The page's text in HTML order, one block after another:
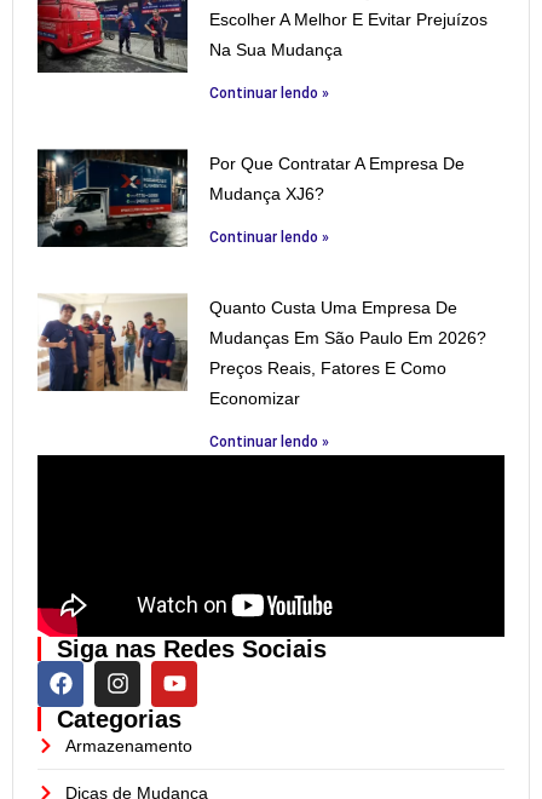
Escolher A Melhor E Evitar Prejuízos
Na Sua Mudança
Continuar lendo »
Por Que Contratar A Empresa De
Mudança XJ6?
Continuar lendo »
Quanto Custa Uma Empresa De
Mudanças Em São Paulo Em 2026?
Preços Reais, Fatores E Como
Economizar
Continuar lendo »
Siga nas Redes Sociais
Categorias
Armazenamento
Dicas de Mudança